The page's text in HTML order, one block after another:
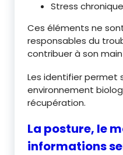
Stress
Ces éléments ne
responsables du
contribuer à son
Les identifier permet
environnement
récupération.
La posture, le
informations